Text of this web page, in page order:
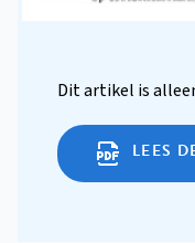
Dit artikel is
LEES